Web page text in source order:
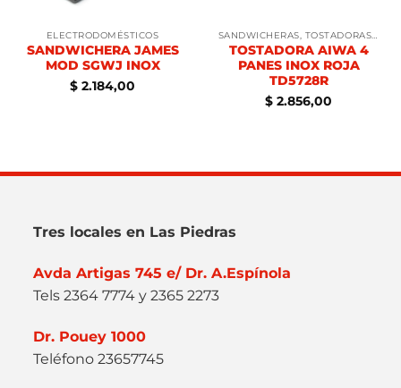
ELECTRODOMÉSTICOS
SANDWICHERA JAMES
MOD SGWJ INOX
$ 2.184,00
TOSTADORA AIWA 4
PANES INOX ROJA
TD5728R
$ 2.856,00
Tres locales en Las Piedras
Avda Artigas 745 e/ Dr. A.Espínola
Tels 2364 7774 y 2365 2273
Dr. Pouey 1000
Teléfono 23657745